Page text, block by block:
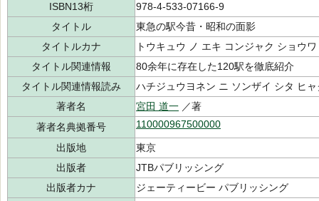
ISBN13桁
978-4-533-07166-9
タイトル
東急の駅今昔・昭和の面影
タイトルカナ
トウキュウ ノ エキ コンジャク ショウ
タイトル関連情報
80余年に存在した120駅を徹底紹介
タイトル関連情報読み
ハチジュウヨネン ニ ソンザイ シタ ヒ
著者名
宮田 道一 ／著
著者名典拠番号
110000967500000
出版地
東京
出版者
JTBパブリッシング
出版者カナ
ジェーティービー パブリッシング